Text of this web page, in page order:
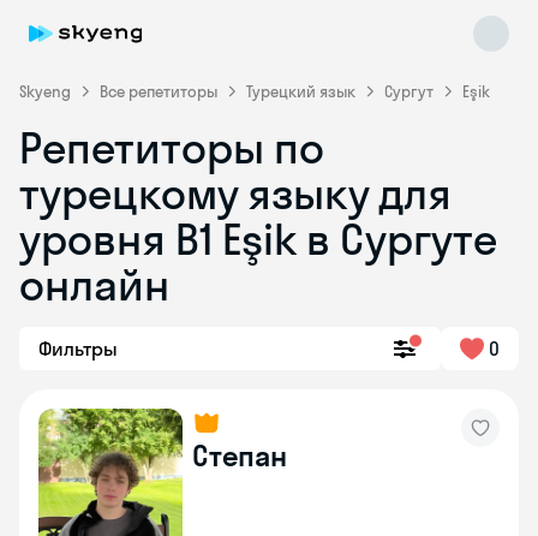
Skyeng Все репетиторы Турецкий язык Сургут Eşik
Репетиторы по
турецкому языку для
уровня B1 Eşik в Сургуте
онлайн
Фильтры 0
Степан